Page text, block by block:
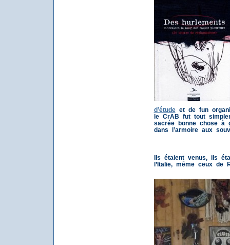
d’étudeet de fun
le CrAB fut tout
sacrée bonne chose à
dans l’armoire aux
Ils étaient venus, ils
l’Italie, même ceux de